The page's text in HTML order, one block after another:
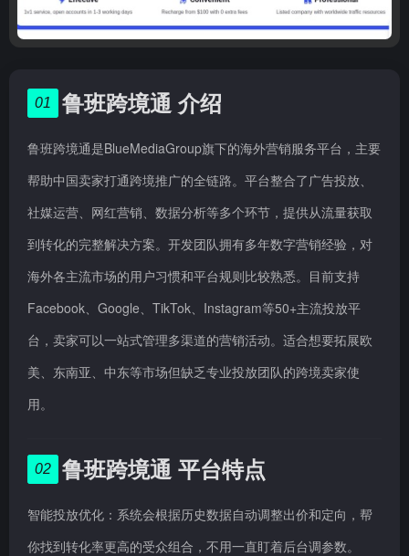
01 鲁班跨境通 介绍
鲁班跨境通是BlueMediaGroup旗下的海外营销服务平台，主要
帮助中国卖家打通跨境推广的全链路。平台整合了广告投放、
社媒运营、网红营销、数据分析等多个环节，提供从流量获取
到转化的完整解决方案。开发团队拥有多年数字营销经验，对
海外各主流市场的用户习惯和平台规则比较熟悉。目前支持
Facebook、Google、TikTok、Instagram等50+主流投放平
台，卖家可以一站式管理多渠道的营销活动。适合想要拓展欧
美、东南亚、中东等市场但缺乏专业投放团队的跨境卖家使
用。
02 鲁班跨境通 平台特点
智能投放优化：系统会根据历史数据自动调整出价和定向，帮
你找到转化率更高的受众组合，不用一直盯着后台调参数。